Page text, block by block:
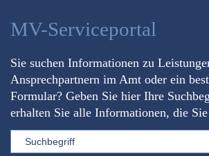
MV-Serviceportal
Sie suchen Informationen zu
Ansprechpartnern im Amt oder ein
Formular? Geben Sie hier Ihre
erhalten Sie alle Informationen, die
Sword